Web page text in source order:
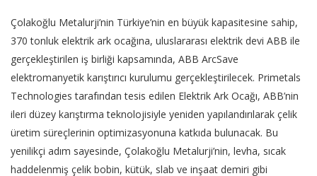
Çolakoğlu Metalurji’nin Türkiye’nin en büyük kapasitesine sahip,
370 tonluk elektrik ark ocağına, uluslararası elektrik devi ABB ile
gerçekleştirilen iş birliği kapsamında, ABB ArcSave
elektromanyetik karıştırıcı kurulumu gerçekleştirilecek. Primetals
Technologies tarafından tesis edilen Elektrik Ark Ocağı, ABB’nin
ileri düzey karıştırma teknolojisiyle yeniden yapılandırılarak çelik
üretim süreçlerinin optimizasyonuna katkıda bulunacak. Bu
yenilikçi adım sayesinde, Çolakoğlu Metalurji’nin, levha, sıcak
haddelenmiş çelik bobin, kütük, slab ve inşaat demiri gibi